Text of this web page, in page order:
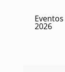
2026